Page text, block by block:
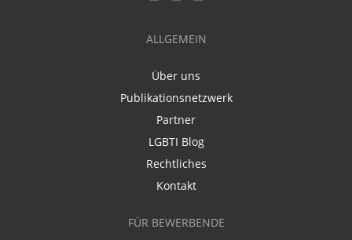
ALLGEMEIN
Über uns
Publikationsnetzwerk
Partner
LGBTI Blog
Rechtliches
Kontakt
FÜR BEWERBENDE